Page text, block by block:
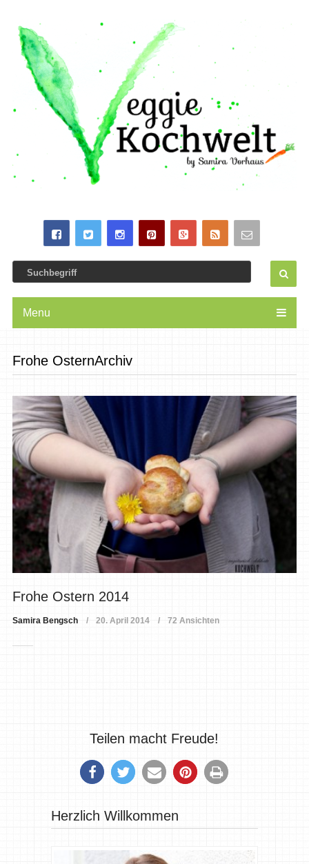
Menu
Frohe OsternArchiv
Frohe Ostern 2014
Samira Bengsch 20. April 2014 72 Ansichten
Teilen macht Freude!
Herzlich Willkommen